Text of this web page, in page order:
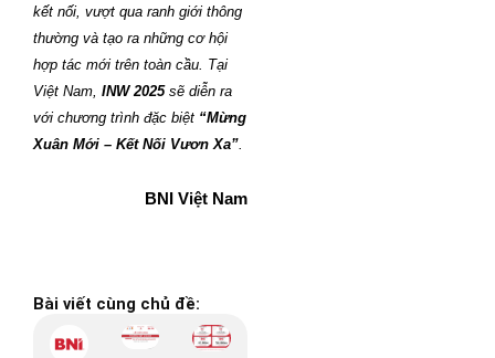
kết nối, vượt qua ranh giới thông
thường và tạo ra những cơ hội
hợp tác mới trên toàn cầu. Tại
Việt Nam, INW 2025sẽ diễn ra
với chương trình đặc biệt “Mừng
Xuân Mới – Kết Nối Vươn Xa”.
BNI Việt Nam
Bài viết cùng chủ đề: